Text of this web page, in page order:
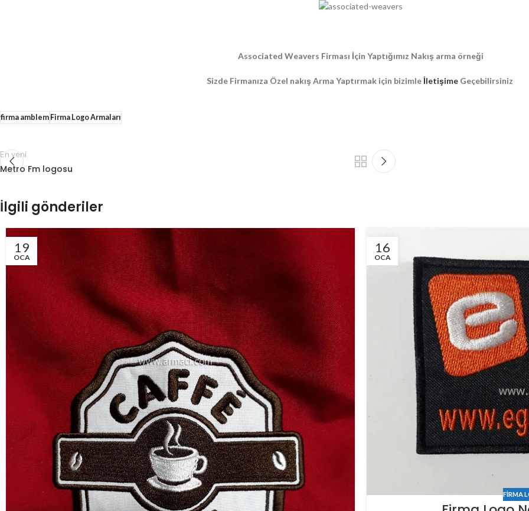
Associated Weavers Firması İçin Yaptığımız Nakış arma örneği
Sizde Firmanıza Özel nakış Arma Yaptırmak için bizimle İletişime Geçebilirsiniz
firma amblemFirma Logo Armaları
En yeni
Metro Fm logosu
İlgili gönderiler
19
OCA
16
OCA
FIRMA